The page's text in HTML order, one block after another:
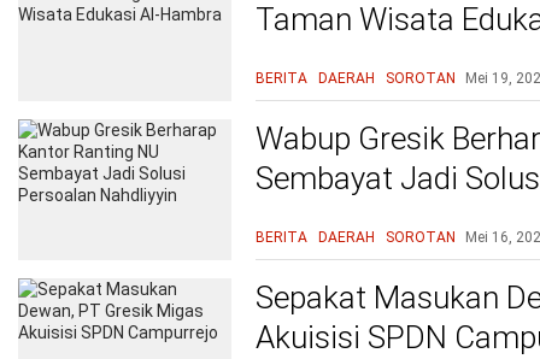
Taman Wisata
BERITA DAERAH SOROTAN Mei 19,
Wabup Gresik
Sembayat Jadi
BERITA DAERAH SOROTAN Mei 16,
Sepakat Masukan
Akuisisi SPDN